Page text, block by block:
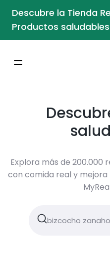
Descubre la Tienda
Productos
Explora más de 200.000
con comida real y